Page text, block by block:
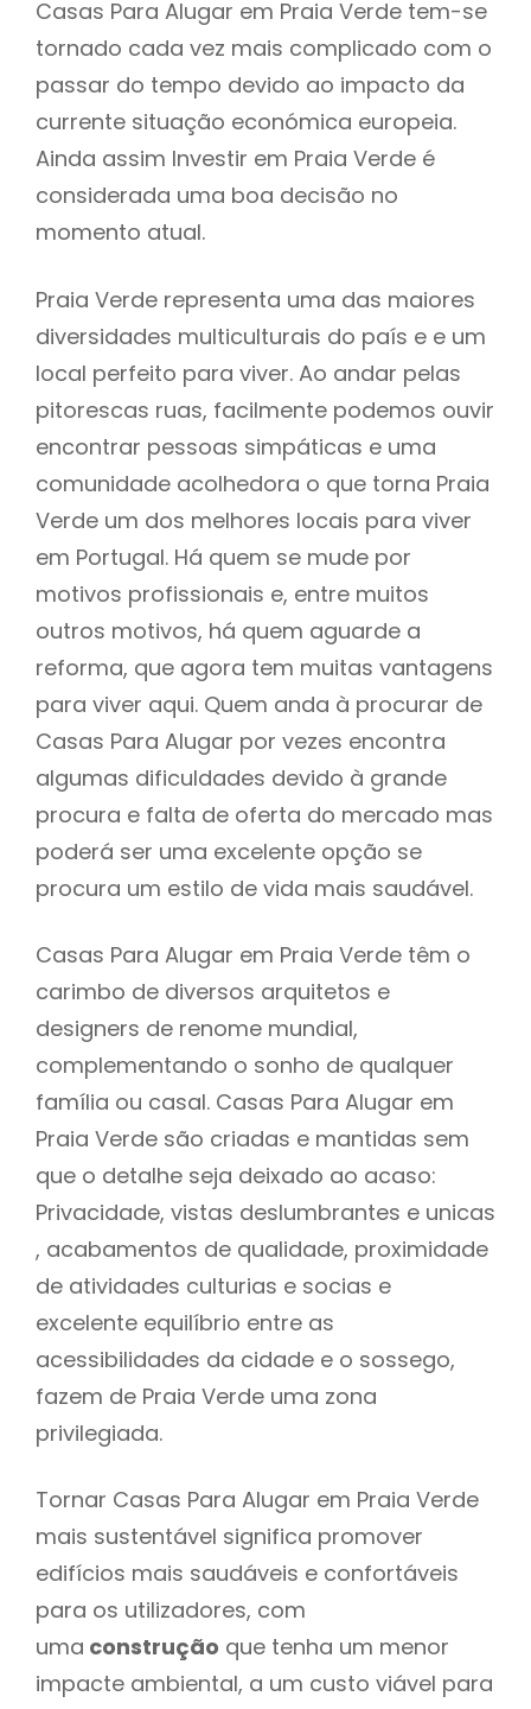
Casas Para Alugar em Praia Verde tem-se
tornado cada vez mais complicado com o
passar do tempo devido ao impacto da
currente situação económica europeia.
Ainda assim Investir em Praia Verde é
considerada uma boa decisão no
momento atual.
Praia Verde representa uma das maiores
diversidades multiculturais do país e e um
local perfeito para viver. Ao andar pelas
pitorescas ruas, facilmente podemos ouvir
encontrar pessoas simpáticas e uma
comunidade acolhedora o que torna Praia
Verde um dos melhores locais para viver
em Portugal. Há quem se mude por
motivos profissionais e, entre muitos
outros motivos, há quem aguarde a
reforma, que agora tem muitas vantagens
para viver aqui. Quem anda à procurar de
Casas Para Alugar por vezes encontra
algumas dificuldades devido à grande
procura e falta de oferta do mercado mas
poderá ser uma excelente opção se
procura um estilo de vida mais saudável.
Casas Para Alugar em Praia Verde têm o
carimbo de diversos arquitetos e
designers de renome mundial,
complementando o sonho de qualquer
família ou casal. Casas Para Alugar em
Praia Verde são criadas e mantidas sem
que o detalhe seja deixado ao acaso:
Privacidade, vistas deslumbrantes e unicas
, acabamentos de qualidade, proximidade
de atividades culturias e socias e
excelente equilíbrio entre as
acessibilidades da cidade e o sossego,
fazem de Praia Verde uma zona
privilegiada.
Tornar Casas Para Alugar em Praia Verde
mais sustentável significa promover
edifícios mais saudáveis e confortáveis
para os utilizadores, com
uma construção que tenha um menor
impacte ambiental, a um custo viável para